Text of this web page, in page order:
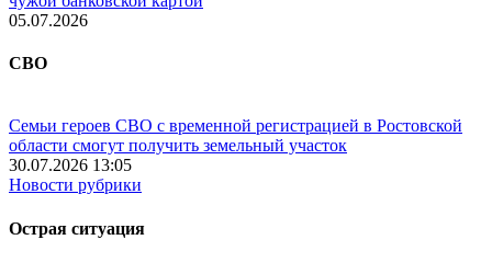
05.07.2026
СВО
Семьи героев СВО с временной регистрацией в Ростовской
области смогут получить земельный участок
30.07.2026 13:05
Новости рубрики
Острая ситуация